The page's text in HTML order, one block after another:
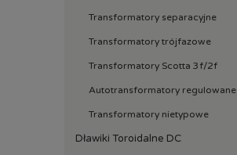
Transformatory separacyjne
Transformatory trójfazowe
Transformatory Scotta 3f/2f
Autotransformatory regulowane
Transformatory nietypowe
Dławiki Toroidalne DC